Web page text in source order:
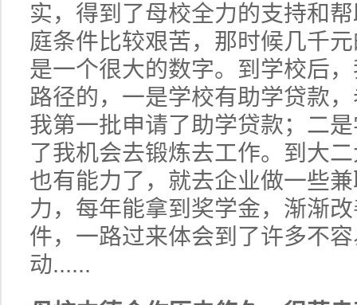
实，得到了母校全力的支持和
庭条件比较艰苦，那时候几千
是一个很大的数字。到学校后
路径的，一是学校有助学贷款
我第一批申请了助学贷款；二
了我机会去锻炼去工作。到大
也有能力了，就去企业做一些
力，每年能拿到奖学金，渐渐
件，一路过来体会到了许多不
动......